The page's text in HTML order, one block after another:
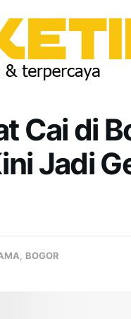
Cai di
Jadi
BOGOR